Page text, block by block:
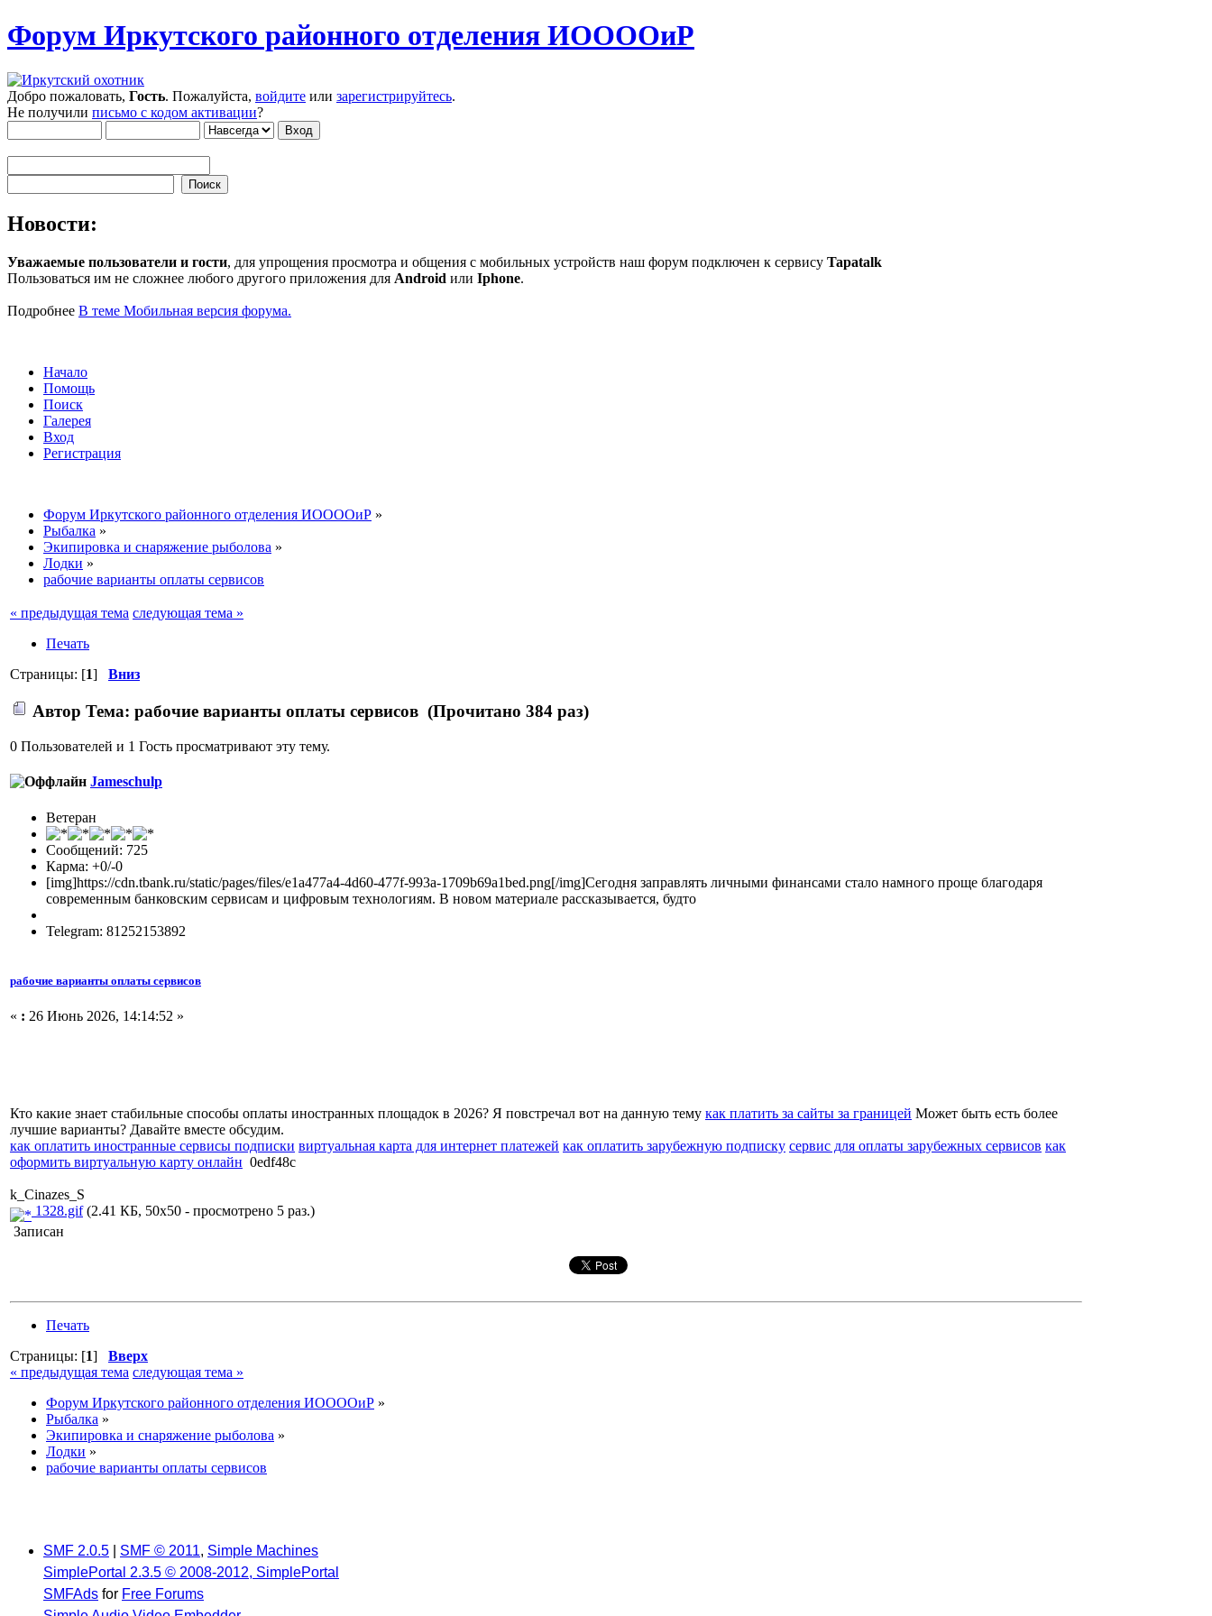
Форум Иркутского районного отделения ИООООиР
Добро пожаловать, Гость. Пожалуйста, войдите или зарегистрируйтесь.
Не получили письмо с кодом активации?
Новости:
Уважаемые пользователи и гости, для упрощения просмотра и общения с мобильных устройств наш форум подключен к сервису Tapatalk
Пользоваться им не сложнее любого другого приложения для Android или Iphone.
Подробнее В теме Мобильная версия форума.
Начало
Помощь
Поиск
Галерея
Вход
Регистрация
Форум Иркутского районного отделения ИООООиР »
Рыбалка »
Экипировка и снаряжение рыболова »
Лодки »
рабочие варианты оплаты сервисов
« предыдущая тема следующая тема »
Печать
Страницы: [1] Вниз
Автор Тема: рабочие варианты оплаты сервисов (Прочитано 384 раз)
0 Пользователей и 1 Гость просматривают эту тему.
Jameschulp
Ветеран
Сообщений: 725
Карма: +0/-0
[img]https://cdn.tbank.ru/static/pages/files/e1a477a4-4d60-477f-993a-1709b69a1bed.png[/img]Сегодня заправлять личными финансами стало намного проще благодаря
современным банковским сервисам и цифровым технологиям. В новом материале рассказывается, будто
Telegram: 81252153892
рабочие варианты оплаты сервисов
« : 26 Июнь 2026, 14:14:52 »
Кто какие знает стабильные способы оплаты иностранных площадок в 2026? Я повстречал вот на данную тему как платить за сайты за границей Может быть есть более
лучшие варианты? Давайте вместе обсудим.
как оплатить иностранные сервисы подписки виртуальная карта для интернет платежей как оплатить зарубежную подписку сервис для оплаты зарубежных сервисов как
оформить виртуальную карту онлайн 0edf48c
k_Cinazes_S
1328.gif(2.41 КБ, 50x50 - просмотрено 5 раз.)
Записан
Печать
Страницы: [1] Вверх
« предыдущая тема следующая тема »
Форум Иркутского районного отделения ИООООиР »
Рыбалка »
Экипировка и снаряжение рыболова »
Лодки »
рабочие варианты оплаты сервисов
SMF 2.0.5 SMF © 2011, Simple Machines
SimplePortal 2.3.5 © 2008-2012, SimplePortal
SMFAds for Free Forums